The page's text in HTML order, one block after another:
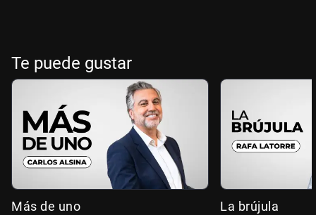
Te puede gustar
Más de uno La brújula